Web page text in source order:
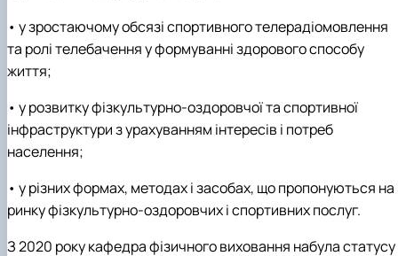
• у зростаючому обсязі спортивного телерадіомовлення
та ролі телебачення у формуванні здорового способу
життя;
• у розвитку фізкультурно-оздоровчої та спортивної
інфраструктури з урахуванням інтересів і потреб
населення;
• у різних формах, методах і засобах, що пропонуються на
ринку фізкультурно-оздоровчих і спортивних послуг.
З 2020 року кафедра фізичного виховання набула статусу